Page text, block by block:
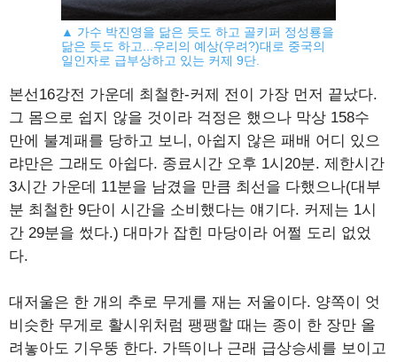
▲ 가수 박진영을 닮은 듯도 하고 골키퍼 정성룡을
닮은 듯도 하고...우리의 예상(우려?)대로 중국의
일인자로 급부상하고 있는 커제 9단.
본선16강전 가운데 최철한-커제 전이 가장 먼저 끝났다.
그 몸으로 쉽지 않을 것이라 걱정은 했으나 막상 158수
만에 불계패를 당하고 보니, 아쉽지 않은 패배 어디 있으
랴만은 그래도 아쉽다. 종료시간 오후 1시20분. 제한시간
3시간 가운데 11분을 남겼을 만큼 최선을 다했으나(대부
분 최철한 9단이 시간을 소비했다는 얘기다. 커제는 1시
간 29분을 썼다.) 대마가 잡힌 마당이라 어쩔 도리 없었
다.
대저울은 한 개의 추로 무게를 재는 저울이다. 양쪽이 엇
비슷한 무게로 활시위처럼 팽팽할 때는 종이 한 장만 올
려놓아도 기우뚱 한다. 가뜩이나 근래 급상승세를 보이고